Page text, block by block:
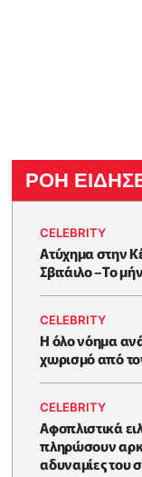
ΡΟΗ
CELEBRITY
Ατύχημα στην
Σβιτάιλο –Το
CELEBRITY
Η όλο νόημα
χωρισμό από
CELEBRITY
Αφοπλιστικά
πληρώσουν
αδυναμίες του